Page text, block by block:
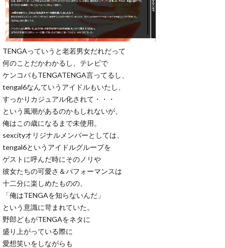
TENGAっていうと老若男女だれだって
何のことだかわかるし、テレビで
ケンコバもTENGATENGA言ってるし、
tengal6なんていうアイドルもいたし、
すっかりカジュアル化されて・・・
という風潮があるのかもしれないが、
俺はこの歳になるまで未使用。
sexcityオリジナルメンバーとしては、
tengal6というアイドルグループを
ゲストに呼んだ時にそのノリや
彼女たちの可愛さ＆パフォーマンスは
十二分に楽しめたものの、
「俺はTENGAを知らないんだ」
という意識に苛まれていた。
野郎どもがTENGAをネタに
盛り上がっている際に
愛想笑いをしながらも